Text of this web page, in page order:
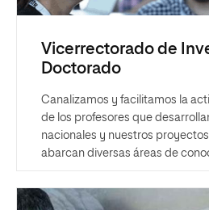
Vicerrectorado de
Doctorado
Canalizamos y facilitamos la
de los profesores que
nacionales y nuestros
abarcan diversas áreas de